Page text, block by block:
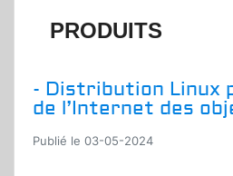
PRODUITS
- Distribution Linux
de l’Internet des
Publié le 03-05-2024